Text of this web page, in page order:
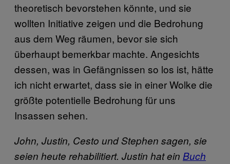
theoretisch bevorstehen könnte, und sie
wollten Initiative zeigen und die Bedrohung
aus dem Weg räumen, bevor sie sich
überhaupt bemerkbar machte. Angesichts
dessen, was in Gefängnissen so los ist, hätte
ich nicht erwartet, dass sie in einer Wolke die
größte potentielle Bedrohung für uns
Insassen sehen.
John, Justin, Cesto und Stephen sagen, sie
seien heute rehabilitiert. Justin hat ein Buch